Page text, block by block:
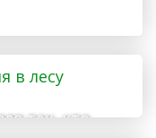
в лесу
тех, кто